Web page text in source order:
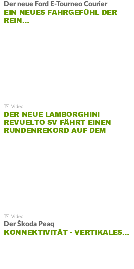
Der neue Ford E-Tourneo Courier
EIN NEUES FAHRGEFÜHL DER
REIN…
DER NEUE LAMBORGHINI
REVUELTO SV FÄHRT EINEN
RUNDENREKORD AUF DEM
Der Škoda Peaq
KONNEKTIVITÄT - VERTIKALES…